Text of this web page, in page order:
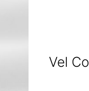
Vel